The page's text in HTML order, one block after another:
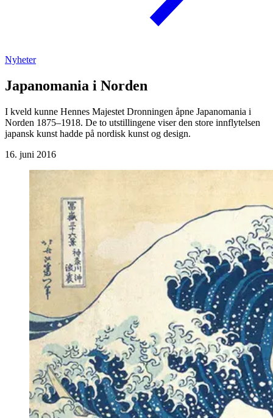
Nyheter
Japanomania i Norden
I kveld kunne Hennes Majestet Dronningen åpne Japanomania i
Norden 1875–1918. De to utstillingene viser den store innflytelsen
japansk kunst hadde på nordisk kunst og design.
16. juni 2016